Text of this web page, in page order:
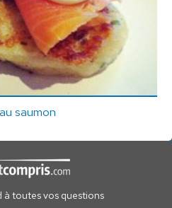
saumon
à toutes vos questions